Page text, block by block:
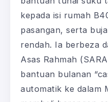
kepada isi rumah
pasangan, serta
rendah. Ia berbeza
Asas Rahmah
bantuan bulanan
automatik ke dalam